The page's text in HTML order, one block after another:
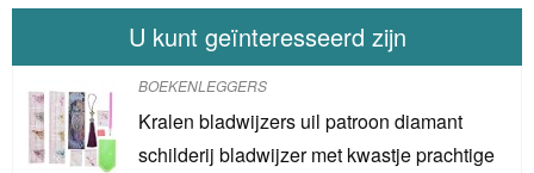
U kunt geïnteresseerd zijn
BOEKENLEGGERS
Kralen bladwijzers uil patroon diamant
schilderij bladwijzer met kwastje prachtige